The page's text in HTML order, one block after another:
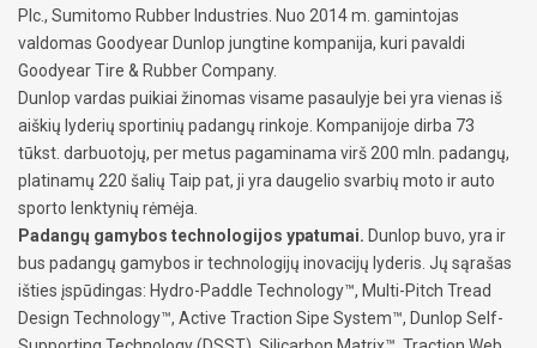
Plc., Sumitomo Rubber Industries. Nuo 2014 m. gamintojas
valdomas Goodyear Dunlop jungtine kompanija, kuri pavaldi
Goodyear Tire & Rubber Company.
Dunlop vardas puikiai žinomas visame pasaulyje bei yra vienas iš
aiškių lyderių sportinių padangų rinkoje. Kompanijoje dirba 73
tūkst. darbuotojų, per metus pagaminama virš 200 mln. padangų,
platinamų 220 šalių Taip pat, ji yra daugelio svarbių moto ir auto
sporto lenktynių rėmėja.
Padangų gamybos technologijos ypatumai. Dunlop buvo, yra ir
bus padangų gamybos ir technologijų inovacijų lyderis. Jų sąrašas
išties įspūdingas: Hydro-Paddle Technology™, Multi-Pitch Tread
Design Technology™, Active Traction Sipe System™, Dunlop Self-